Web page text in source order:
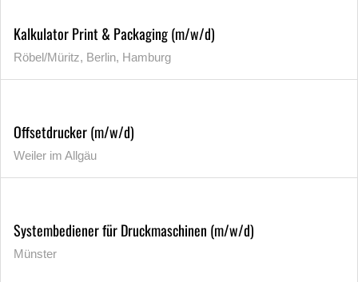
Kalkulator Print & Packaging (m/w/d)
Röbel/Müritz, Berlin, Hamburg
Offsetdrucker (m/w/d)
Weiler im Allgäu
Systembediener für Druckmaschinen (m/w/d)
Münster